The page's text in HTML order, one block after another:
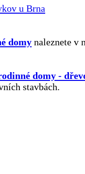
u Brna
domy naleznete v
domy -
stavbách.